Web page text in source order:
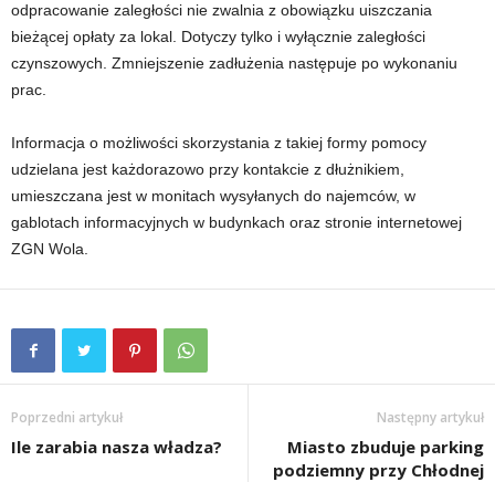
odpracowanie zaległości nie zwalnia z obowiązku uiszczania
bieżącej opłaty za lokal. Dotyczy tylko i wyłącznie zaległości
czynszowych. Zmniejszenie zadłużenia następuje po wykonaniu
prac.
Informacja o możliwości skorzystania z takiej formy pomocy
udzielana jest każdorazowo przy kontakcie z dłużnikiem,
umieszczana jest w monitach wysyłanych do najemców, w
gablotach informacyjnych w budynkach oraz stronie internetowej
ZGN Wola.
Poprzedni artykuł
Ile zarabia nasza władza?
Następny artykuł
Miasto zbuduje parking
podziemny przy Chłodnej